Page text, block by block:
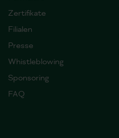
Zertifikate
Filialen
Presse
Whistleblowing
Sponsoring
FAQ